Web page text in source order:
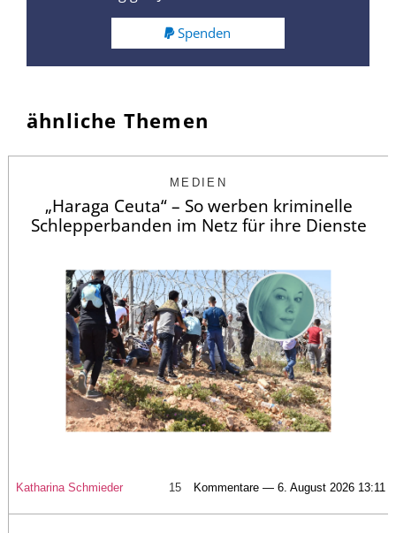
Spenden
ähnliche Themen
MEDIEN
„Haraga Ceuta“ – So werben kriminelle
Schlepperbanden im Netz für ihre Dienste
Katharina Schmieder 15 Kommentare — 6. August 2026 13:11